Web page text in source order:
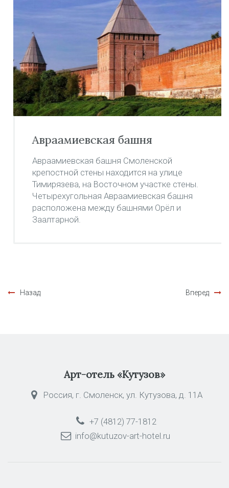
Авраамиевская башня
Авраамиевская башня Смоленской
крепостной стены находится на улице
Тимирязева, на Восточном участке стены.
Четырехугольная Авраамиевская башня
расположена между башнями Орёл и
Заалтарной.
Назад Вперед
Арт-отель «Кутузов»
Россия, г. Смоленск, ул. Кутузова, д. 11А
+7 (4812) 77-1812
info@kutuzov-art-hotel.ru